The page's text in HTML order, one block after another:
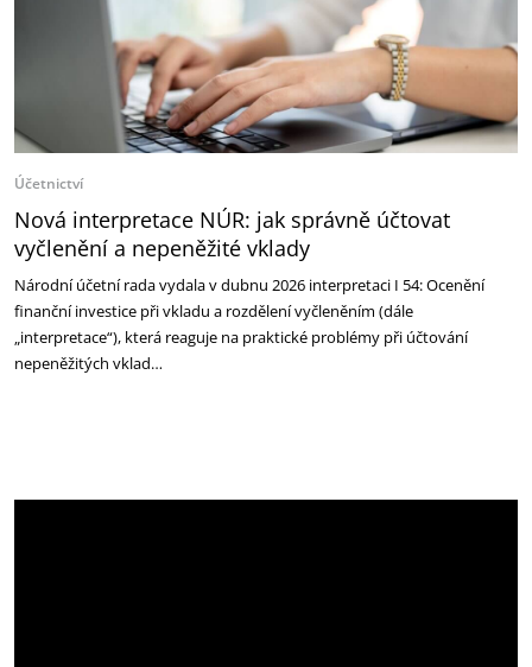
Účetnictví
Nová interpretace NÚR: jak správně účtovat
vyčlenění a nepeněžité vklady
Národní účetní rada vydala v dubnu 2026 interpretaci I 54: Ocenění
finanční investice při vkladu a rozdělení vyčleněním (dále
„interpretace“), která reaguje na praktické problémy při účtování
nepeněžitých vklad…